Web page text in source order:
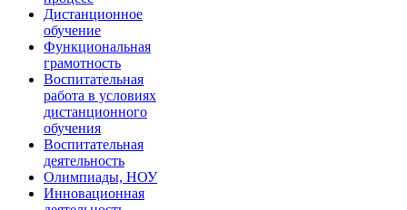
Дистанционное
обучение
Функциональная
грамотность
Воспитательная
работа в условиях
дистанционного
обучения
Воспитательная
деятельность
Олимпиады, НОУ
Инновационная